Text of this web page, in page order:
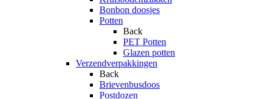
Bonbon doosjes
Potten
Back
PET Potten
Glazen potten
Verzendverpakkingen
Back
Brievenbusdoos
Postdozen